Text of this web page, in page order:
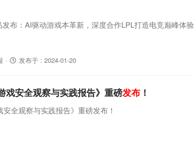
· 发布于 : 2024-01-20
布：AI驱动游戏本革新，深度合作LPL打造电竞巅峰体验
戏安全观察与实践报告》重磅发布 ！
安全观察与实践报告》重磅发布！